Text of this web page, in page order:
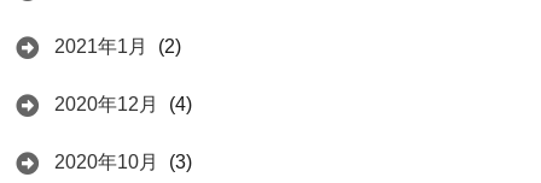
2021年1月 (2)
2020年12月 (4)
2020年10月 (3)